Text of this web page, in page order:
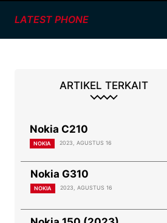
LATEST PHONE
ARTIKEL TERKAIT
Nokia C210
NOKIA 2023, AGUSTUS 16
Nokia G310
NOKIA 2023, AGUSTUS 16